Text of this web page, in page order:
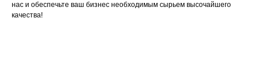
нас и обеспечьте ваш бизнес необходимым сырьем высочайшего
качества!